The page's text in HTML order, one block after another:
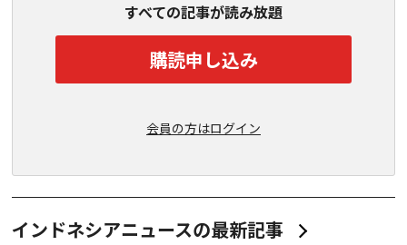
すべての記事が読み放題
購読申し込み
会員の方はログイン
インドネシアニュースの最新記事